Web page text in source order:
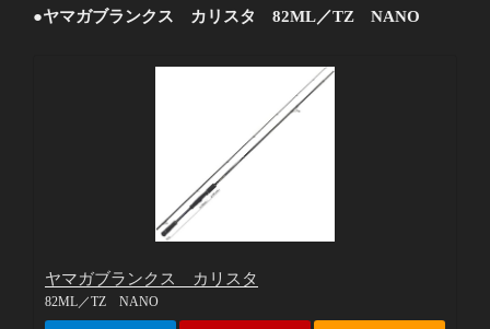
●ヤマガブランクス カリスタ 82ML／TZ NANO
ヤマガブランクス カリスタ
82ML／TZ NANO